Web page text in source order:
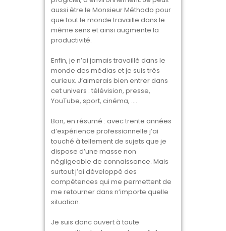
aussi être le Monsieur Méthodo pour
que tout le monde travaille dans le
même sens et ainsi augmente la
productivité.
Enfin, je n’ai jamais travaillé dans le
monde des médias et je suis très
curieux. J’aimerais bien entrer dans
cet univers : télévision, presse,
YouTube, sport, cinéma, ….
Bon, en résumé : avec trente années
d’expérience professionnelle j’ai
touché à tellement de sujets que je
dispose d’une masse non
négligeable de connaissance. Mais
surtout j’ai développé des
compétences qui me permettent de
me retourner dans n’importe quelle
situation.
Je suis donc ouvert à toute